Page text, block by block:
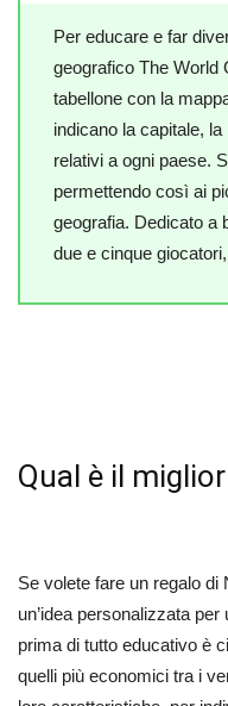
Per educare e far
geografico The World
tabellone con la
indicano la capitale,
relativi a ogni paese.
permettendo così ai
geografia. Dedicato a
due e cinque
Qual è il
Se volete fare un regalo di
un’idea personalizzata
prima di tutto educativo è
quelli più economici tra i